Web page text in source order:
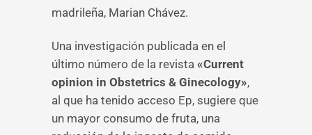
madrileña, Marian Chávez.
Una investigación publicada en el
último número de la revista «Current
opinion in Obstetrics & Ginecology»,
al que ha tenido acceso Ep, sugiere que
un mayor consumo de fruta, una